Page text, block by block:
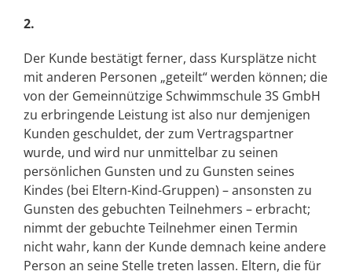
2.
Der Kunde bestätigt ferner, dass Kursplätze nicht
mit anderen Personen „geteilt“ werden können; die
von der Gemeinnützige Schwimmschule 3S GmbH
zu erbringende Leistung ist also nur demjenigen
Kunden geschuldet, der zum Vertragspartner
wurde, und wird nur unmittelbar zu seinen
persönlichen Gunsten und zu Gunsten seines
Kindes (bei Eltern-Kind-Gruppen) – ansonsten zu
Gunsten des gebuchten Teilnehmers – erbracht;
nimmt der gebuchte Teilnehmer einen Termin
nicht wahr, kann der Kunde demnach keine andere
Person an seine Stelle treten lassen. Eltern, die für